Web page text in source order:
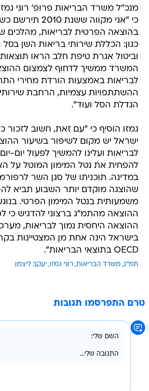
בהוצאה הפרטית לבריאות, מהלכים
כגון: הכללת שירותי בריאות השן
המשרד ממשיך לדחוף לצמצום
לבריאות באמצעות הורדת מחירי
ההשתתפויות עצמיות, הרחבת שירותי
הגדלת הסל ועוד".
גמזו הוסיף כי "עם זאת, חשוב לזכור כי
לבריאות ועלינו להמשיך לפעול יום-
להפחית את נטל המימון המוטל על
במדינה. תוכניתו של סגן השר
שהוצגה מוקדם יותר השבוע תביא
משמעותית בנטל המימון הפרטי.
ההוצאה מהתמ"ג ברצוני להדגיש כי
ההוצאה היחסית נמוך לבריאות,
בישראל הינה אחת מן המצטיינות
OECD בתוצאי הבריאות".
תמ"ג משרד הבריאות רוני גמזו יעקב ליצמן
בשליחת התגובה